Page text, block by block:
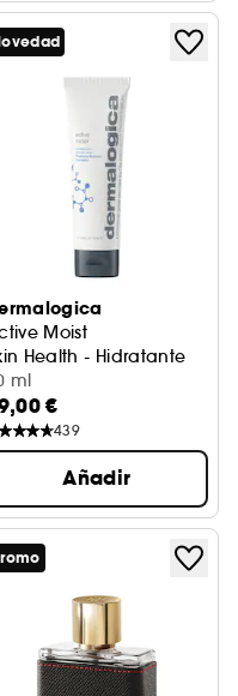
Moist
Health - Hidratante
ml
€
439
Añadir